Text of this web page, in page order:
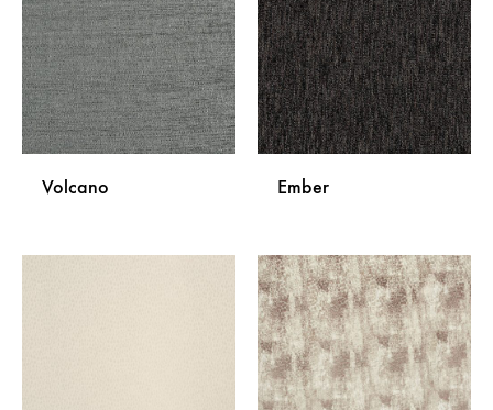
LISTU
ŽELJA
LISTU
ŽELJA
Volcano
DODAJ
Ember
NA
LISTU
ŽELJA